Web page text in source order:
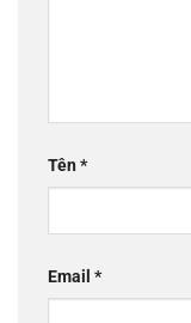
Tên*
Email *